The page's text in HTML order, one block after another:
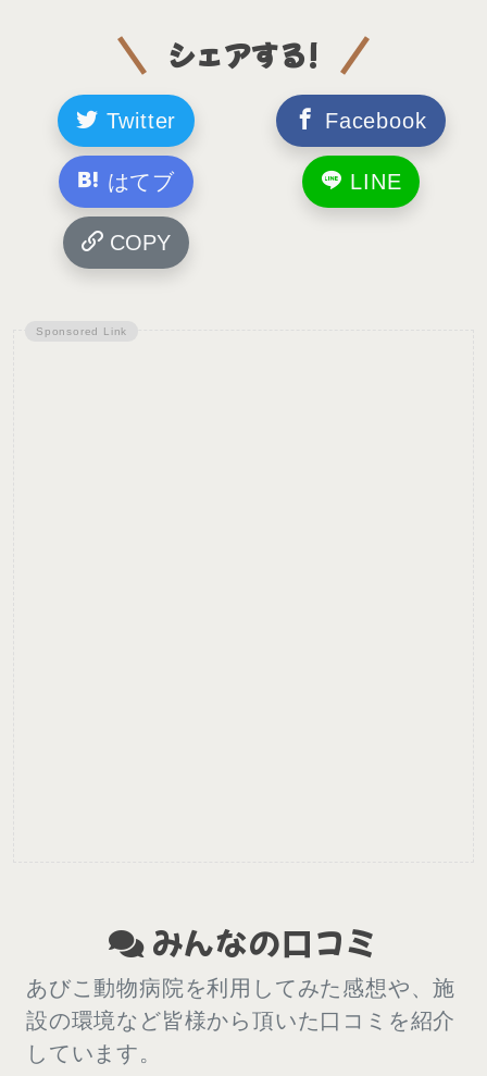
シェアする!
Twitter Facebook
はてブ LINE
COPY
みんなの口コミ
あびこ動物病院を利用してみた感想や、施
設の環境など皆様から頂いた口コミを紹介
しています。